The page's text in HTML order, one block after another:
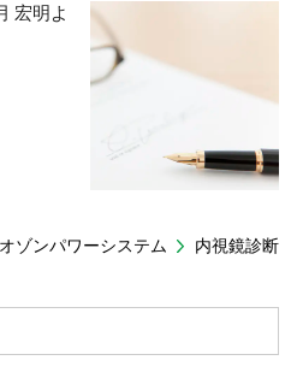
宏明よ
オゾンパワーシステム 内視鏡診断